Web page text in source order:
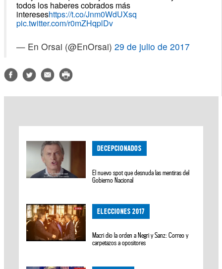
todos los haberes cobrados más
intereseshttps://t.co/Jnm0WdUXsq
pic.twitter.com/r0mZHqplDv
— En Orsai (@EnOrsai) 29 de julio de 2017
DECEPCIONADOS
El nuevo spot que desnuda las mentiras del
Gobierno Nacional
ELECCIONES 2017
Macri dio la orden a Negri y Sanz: Correo y
carpetazos a opositores